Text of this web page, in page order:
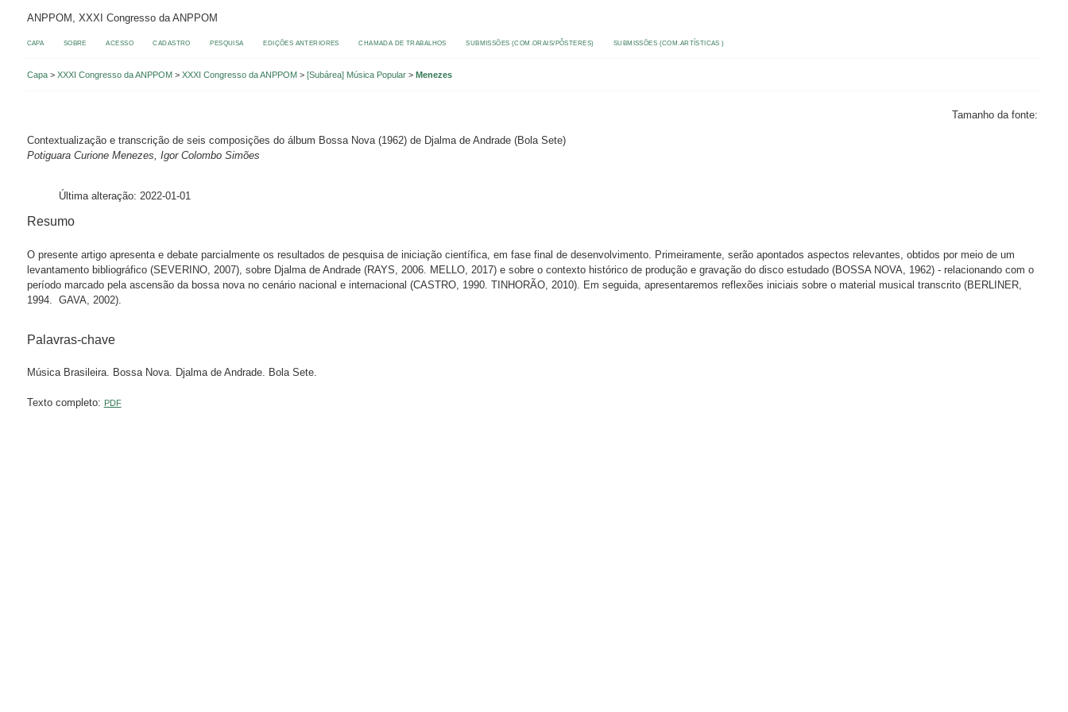
ANPPOM, XXXI Congresso da ANPPOM
CAPA SOBRE ACESSO CADASTRO PESQUISA EDIÇÕES ANTERIORES CHAMADA DE TRABALHOS SUBMISSÕES (COM.ORAIS/PÔSTERES) SUBMISSÕES (COM.ARTÍSTICAS )
Capa> XXXI Congresso da ANPPOM> XXXI Congresso da ANPPOM> [Subárea] Música Popular> Menezes
Tamanho da fonte:
Contextualização e transcrição de seis composições do álbum Bossa Nova (1962) de Djalma de Andrade (Bola Sete)
Potiguara Curione Menezes, Igor Colombo Simões
Última alteração: 2022-01-01
Resumo
O presente artigo apresenta e debate parcialmente os resultados de pesquisa de iniciação científica, em fase final de desenvolvimento. Primeiramente, serão apontados aspectos relevantes, obtidos por meio de um
levantamento bibliográfico (SEVERINO, 2007), sobre Djalma de Andrade (RAYS, 2006. MELLO, 2017) e sobre o contexto histórico de produção e gravação do disco estudado (BOSSA NOVA, 1962) - relacionando com o
período marcado pela ascensão da bossa nova no cenário nacional e internacional (CASTRO, 1990. TINHORÃO, 2010). Em seguida, apresentaremos reflexões iniciais sobre o material musical transcrito (BERLINER,
1994. GAVA, 2002).
Palavras-chave
Música Brasileira. Bossa Nova. Djalma de Andrade. Bola Sete.
Texto completo: PDF